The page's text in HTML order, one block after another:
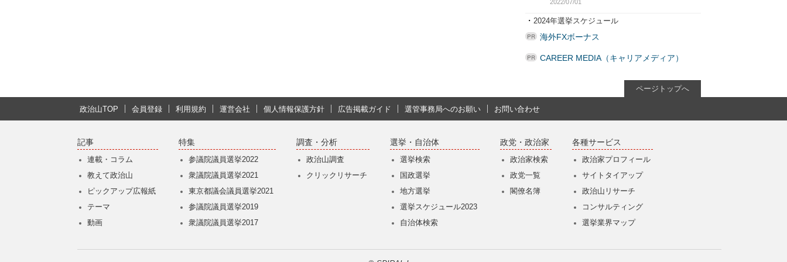
2022/07/01
・ 2024年選挙スケジュール
海外FXボーナス
CAREER MEDIA（キャリアメディア）
ページトップへ
政治山TOP 会員登録 利用規約 運営会社 個人情報保護方針 広告掲載ガイド 選管事務局へのお願い お問い合わせ
記事
連載・コラム
教えて政治山
ピックアップ広報紙
テーマ
動画
特集
参議院議員選挙2022
衆議院議員選挙2021
東京都議会議員選挙2021
参議院議員選挙2019
衆議院議員選挙2017
調査・分析
政治山調査
クリックリサーチ
選挙・自治体
選挙検索
国政選挙
地方選挙
選挙スケジュール2023
自治体検索
政党・政治家
政治家検索
政党一覧
閣僚名簿
各種サービス
政治家プロフィール
サイトタイアップ
政治山リサーチ
コンサルティング
選挙業界マップ